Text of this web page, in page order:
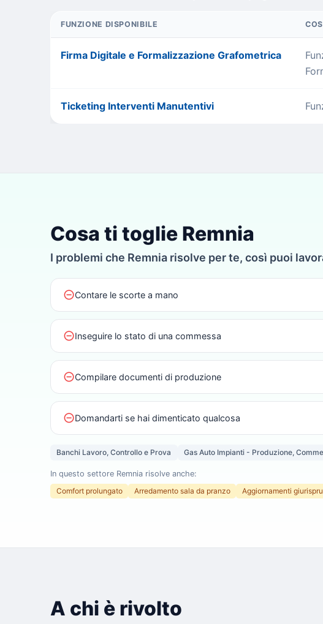
FUNZIONE DISPONIBILE
Firma Digitale e Formalizzazione Grafometrica
Ticketing Interventi Manutentivi
Cosa ti toglie Remnia
I problemi che Remnia risolve per te, così puoi
do_not_disturb_onContare le scorte a mano
do_not_disturb_onInseguire lo stato di una commessa
do_not_disturb_onCompilare documenti di produzione
do_not_disturb_onDomandarti se hai dimenticato qualcosa
Banchi Lavoro, Controllo e Prova Gas Auto Impianti - Produzione,
In questo settore Remnia risolve anche:
Comfort prolungato
Arredamento sala da pranzo Aggiornamenti
A chi è rivolto